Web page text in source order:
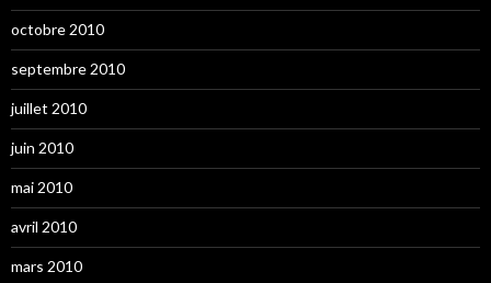
octobre 2010
septembre 2010
juillet 2010
juin 2010
mai 2010
avril 2010
mars 2010